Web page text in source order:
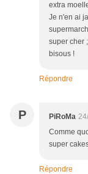
extra
Je n'en ai
super cher
bisous !
Répondre
P PiRoMa
Comme
super
Répondre